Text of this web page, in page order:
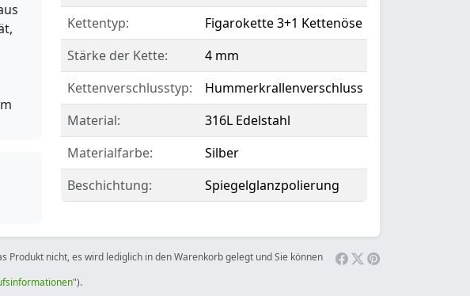
Kettentyp:
Figarokette 3+1 Kettenöse
Stärke der Kette:
4 mm
Kettenverschlusstyp:
Hummerkrallenverschluss
Material:
316L Edelstahl
Materialfarbe:
Silber
Beschichtung:
Spiegelglanzpolierung
Produkt nicht, es wird lediglich in den Warenkorb gelegt und Sie können
").